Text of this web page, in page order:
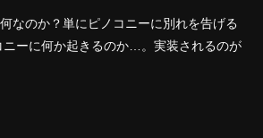
なのか？単にピノコニーに別れを告げる
ニーに何か起きるのか…。実装されるのが